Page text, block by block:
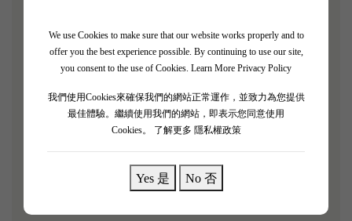
We use Cookies to make sure that our website works properly and to
offer you the best experience possible. By continuing to use our site,
you consent to the use of Cookies. Learn More Privacy Policy
我們使用Cookies來確保我們的網站正常運作，並致力為您提供
最佳體驗。繼續使用我們的網站，即表示您同意使用
Cookies。
了解更多 隱私權政策
Yes 是 No 否
有淡淡的橙花味。口感非常緊密，充滿清新和活力，
堆疊著層層的礦物質和香料，以史詩般的平衡和持久
性結束。」－Robert Parker
75% Semillon, 25% Sauvignon Blanc
根據新法例禁止任何人在業務過程中，向18歲以下的